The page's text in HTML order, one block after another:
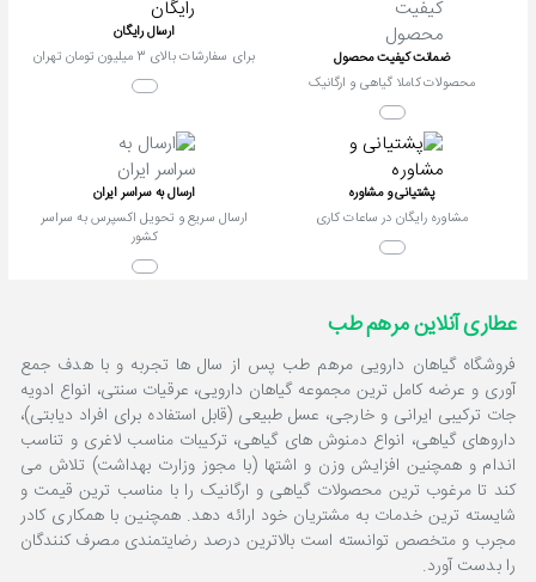
ضمانت کیفیت محصول
محصولات کاملا گیاهی و ارگانیک
ارسال رایگان
برای سفارشات بالای 3 میلیون تومان تهران
پشتیانی و مشاوره
مشاوره رایگان در ساعات کاری
ارسال به سراسر ایران
ارسال سریع و تحویل اکسپرس به سراسر
کشور
عطاری آنلاین مرهم طب
فروشگاه گیاهان دارویی مرهم طب پس از سال ها تجربه و با هدف جمع
آوری و عرضه کامل ترین مجموعه گیاهان دارویی، عرقیات سنتی، انواع ادویه
جات ترکیبی ایرانی و خارجی، عسل طبیعی (قابل استفاده برای افراد دیابتی)،
داروهای گیاهی، انواع دمنوش های گیاهی، ترکیبات مناسب لاغری و تناسب
اندام و همچنین افزایش وزن و اشتها (با مجوز وزارت بهداشت) تلاش می
کند تا مرغوب ترین محصولات گیاهی و ارگانیک را با مناسب ترین قیمت و
شایسته ترین خدمات به مشتریان خود ارائه دهد. همچنین با همکاری کادر
مجرب و متخصص توانسته است بالاترین درصد رضایتمندی مصرف کنندگان
را بدست آورد.